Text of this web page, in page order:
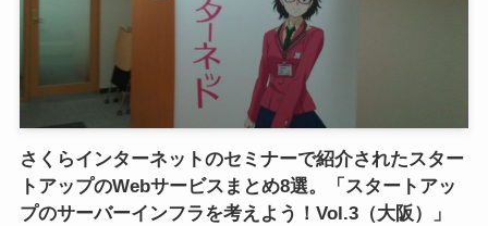
さくらインターネットのセミナーで紹介されたスター
トアップのWebサービスまとめ8選。「スタートアッ
プのサーバーインフラを考えよう！Vol.3（大阪）」